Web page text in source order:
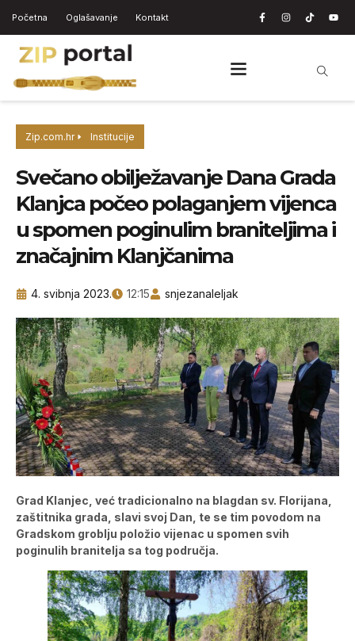
Početna Oglašavanje Kontakt
Zip.com.hr Institucije
Svečano obilježavanje Dana Grada
Klanjca počeo polaganjem vijenca
u spomen poginulim braniteljima i
značajnim Klanjčanima
4. svibnja 2023. 12:15 snjezanaleljak
Grad Klanjec, već tradicionalno na blagdan sv. Florijana,
zaštitnika grada, slavi svoj Dan, te se tim povodom na
Gradskom groblju položio vijenac u spomen svih
poginulih branitelja sa tog područja.